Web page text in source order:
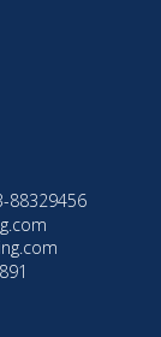
88329456